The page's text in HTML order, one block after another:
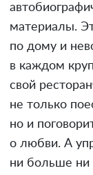
материалы.
по дому и
в каждом
свой
не только
но и
о любви. А
ни больше ни